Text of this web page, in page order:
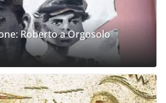
Roberto a Orgosolo